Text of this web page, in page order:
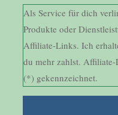
Als Service für dich
Produkte oder
Affiliate-Links. Ich
du mehr zahlst.
(*) gekennzeichnet.